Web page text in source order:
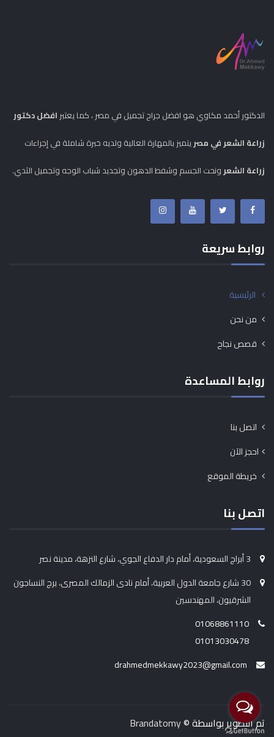
الدكتور أحمد مكاوي هو افضل جراح تجميل في مصر ، كما يعتبر افضل دكتور
زراعة الشعر في مصر يتميز بالمهارة العالية ولديه خبرة شاملة في إجراءات
زراعة الشعر ونحت الجسم وشفط الدهون وتجديد شباب الوجه وتجميل الثدي.
روابط سريعة
الرئيسية
من نحن
قصص نجاح
روابط المساعدة
اتصل بنا
احجز الآن
خريطة الموقع
اتصل بنا
3 أبراج السعودية، أمام دار الدفاع الجوي، شارع النزهة، مدينة نصر
30 شارع جامعة الدول العربية، أمام نادى الزمالك المصرى، برج النساجون
الشرقيون، المهندسين
01068861110
01013030478
drahmedmekkawy2023@gmail.com
تم التطوير بواسطة ©Brandatomy